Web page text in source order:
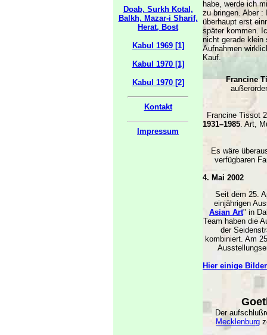
Doab, Surkh Kotal,
Balkh, Mazar-i Sharif,
Herat, Bost
Kabul 1969 [1]
Kabul 1970 [1]
Kabul 1970 [2]
Kontakt
Impressum
habe, werde ich
zu bringen. Aber :
überhaupt erst
später kommen.
nicht gerade klein
Aufnahmen
Kauf.
Francine
Francine Tissot
1931–1985 . Art,
Es wäre
verfügbaren
4. Mai 2002
Seit dem 25.
einjährigen
Asian Art" in
Team haben die
der
kombiniert. Am
Hier einige Bilder
Der
Mecklenburg